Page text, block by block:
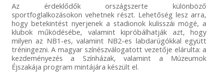
Az érdeklődők országszerte különböző
sportfoglalkozásokon vehetnek részt. Lehetőség lesz arra,
hogy betekintést nyerjenek a stadionok kulisszái mögé, a
klubok működésébe, valamint kipróbálhatják azt, hogy
milyen az NB1-es, valamint NB2-es labdarúgókkal együtt
tréningezni. A magyar színészválogatott vezetője elárulta: a
kezdeményezés a Színházak, valamint a Múzeumok
Éjszakája program mintájára készült el.